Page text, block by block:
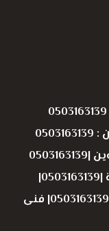
حداد أبواب حديد في راس الخيمة |0503163139| فنى